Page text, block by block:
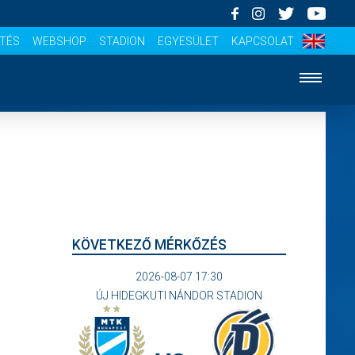
WEBSHOP STADION EGYESÜLET KAPCSOLAT
KÖVETKEZŐ MÉRKŐZÉS
2026-08-07 17:30
ÚJ HIDEGKUTI NÁNDOR STADION